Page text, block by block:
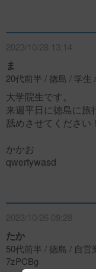
2023/10/28 13:14
ま
20代前半 / 徳島 / 学生
大学院生です。
来週平日に徳島に旅
舐めさせてください！
かかお
qwertywasd
2023/10/26 09:28
たか
50代前半 / 徳島 / 自
7zPCBg